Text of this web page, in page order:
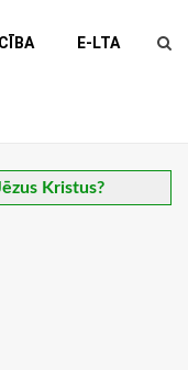
E-LTA
Kristus?